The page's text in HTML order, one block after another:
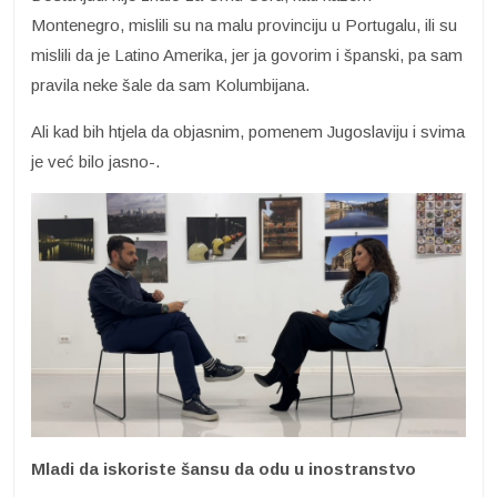
Montenegro, mislili su na malu provinciju u Portugalu, ili su
mislili da je Latino Amerika, jer ja govorim i španski, pa sam
pravila neke šale da sam Kolumbijana.
Ali kad bih htjela da objasnim, pomenem Jugoslaviju i svima
je već bilo jasno-.
Mladi da iskoriste šansu da odu u inostranstvo